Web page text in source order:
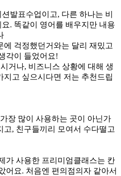
발표수업이고, 다른 하나는 비
. 똑같이 영어를 배우지만 내용
에 걱정했던거와는 달리 재밌고
각이 들었어요!
거나, 비즈니스 상황에 대해 생
지고 싶으시다면 저는 추천드립
장 많이 사용하는 곳이 아닌가
, 친구들끼리 모여서 수다떨고
가 사용한 프리미엄클래스는 칸
어요. 처음엔 편의점의자 같아서